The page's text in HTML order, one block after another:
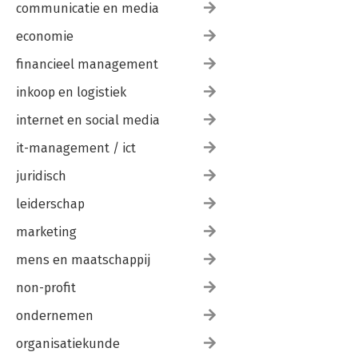
communicatie en media
economie
financieel management
inkoop en logistiek
internet en social media
it-management / ict
juridisch
leiderschap
marketing
mens en maatschappij
non-profit
ondernemen
organisatiekunde